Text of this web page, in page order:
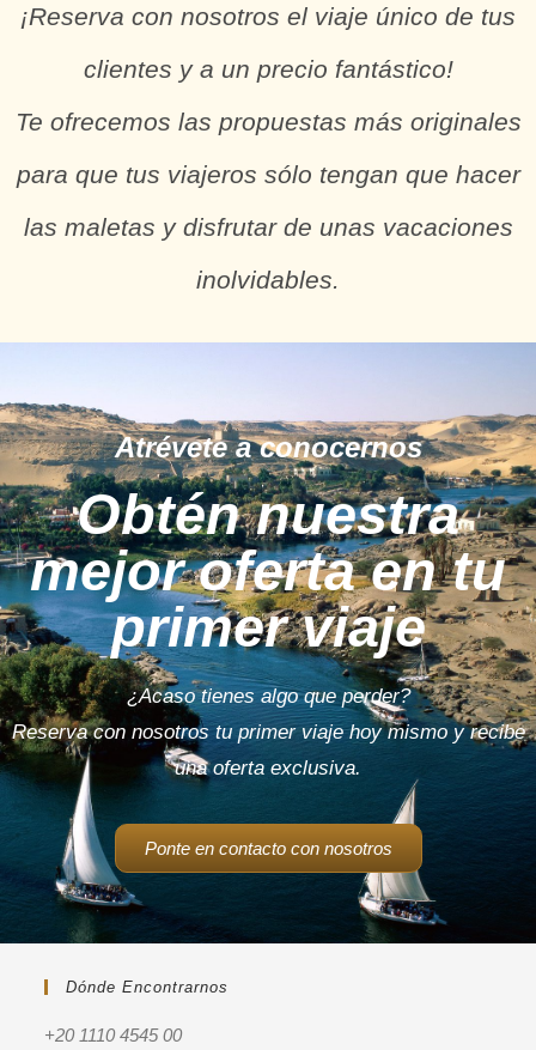
¡Reserva con nosotros el viaje único de tus
clientes y a un precio fantástico!
Te ofrecemos las propuestas más originales
para que tus viajeros sólo tengan que hacer
las maletas y disfrutar de unas vacaciones
inolvidables.
Atrévete a conocernos
Obtén nuestra
mejor oferta en tu
primer viaje
¿Acaso tienes algo que perder?
Reserva con nosotros tu primer viaje hoy mismo y recibe
una oferta exclusiva.
Ponte en contacto con nosotros
Dónde Encontrarnos
+20 1110 4545 00